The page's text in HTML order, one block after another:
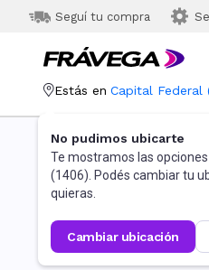
Seguí tu compra
Estás en Capital Federal
No pudimos ubicarte
Te mostramos las
(1406). Podés cambiar tu
quieras.
cambiar ubicación